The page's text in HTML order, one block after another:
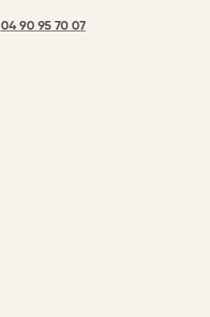
04 90 95 70 07